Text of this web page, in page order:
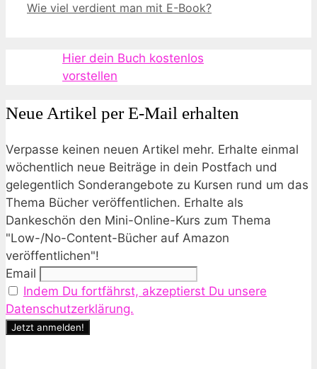
Wie viel verdient man mit E-Book?
Hier dein Buch kostenlos
vorstellen
Neue Artikel per E-Mail erhalten
Verpasse keinen neuen Artikel mehr. Erhalte einmal
wöchentlich neue Beiträge in dein Postfach und
gelegentlich Sonderangebote zu Kursen rund um das
Thema Bücher veröffentlichen. Erhalte als
Dankeschön den Mini-Online-Kurs zum Thema
"Low-/No-Content-Bücher auf Amazon
veröffentlichen"!
Email
Indem Du fortfährst, akzeptierst Du unsere
Datenschutzerklärung.